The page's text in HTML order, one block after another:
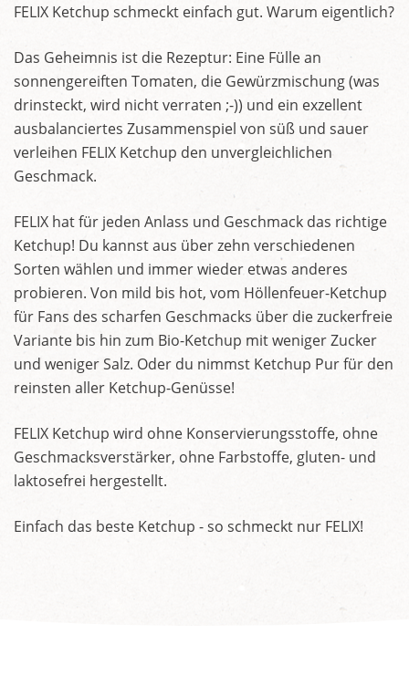
FELIX Ketchup schmeckt einfach gut. Warum eigentlich?
Das Geheimnis ist die Rezeptur: Eine Fülle an
sonnengereiften Tomaten, die Gewürzmischung (was
drinsteckt, wird nicht verraten ;-)) und ein exzellent
ausbalanciertes Zusammenspiel von süß und sauer
verleihen FELIX Ketchup den unvergleichlichen
Geschmack.
FELIX hat für jeden Anlass und Geschmack das richtige
Ketchup! Du kannst aus über zehn verschiedenen
Sorten wählen und immer wieder etwas anderes
probieren. Von mild bis hot, vom Höllenfeuer-Ketchup
für Fans des scharfen Geschmacks über die zuckerfreie
Variante bis hin zum Bio-Ketchup mit weniger Zucker
und weniger Salz. Oder du nimmst Ketchup Pur für den
reinsten aller Ketchup-Genüsse!
FELIX Ketchup wird ohne Konservierungsstoffe, ohne
Geschmacksverstärker, ohne Farbstoffe, gluten- und
laktosefrei hergestellt.
Einfach das beste Ketchup - so schmeckt nur FELIX!